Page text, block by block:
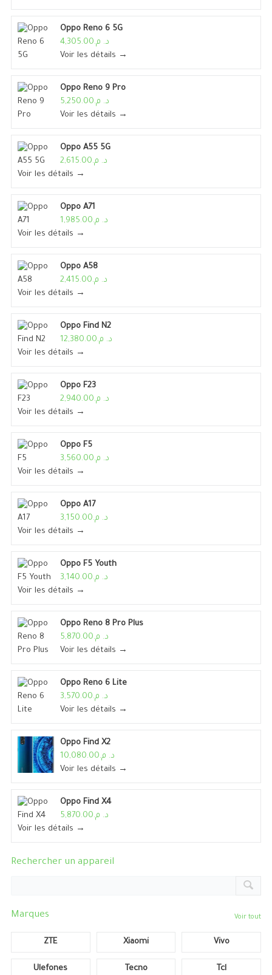
Oppo Reno 6 5G
د. م.4,305.00
Voir les détails →
Oppo Reno 9 Pro
د. م.5,250.00
Voir les détails →
Oppo A55 5G
د. م.2,615.00
Voir les détails →
Oppo A71
د. م.1,985.00
Voir les détails →
Oppo A58
د. م.2,415.00
Voir les détails →
Oppo Find N2
د. م.12,380.00
Voir les détails →
Oppo F23
د. م.2,940.00
Voir les détails →
Oppo F5
د. م.3,560.00
Voir les détails →
Oppo A17
د. م.3,150.00
Voir les détails →
Oppo F5 Youth
د. م.3,140.00
Voir les détails →
Oppo Reno 8 Pro Plus
د. م.5,870.00
Voir les détails →
Oppo Reno 6 Lite
د. م.3,570.00
Voir les détails →
Oppo Find X2
د. م.10,080.00
Voir les détails →
Oppo Find X4
د. م.5,870.00
Voir les détails →
Rechercher un appareil
Marques Voir tout
ZTE Xiaomi Vivo
Ulefones Tecno Tcl